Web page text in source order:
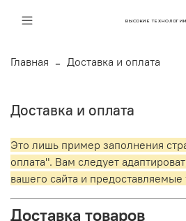
ВЫСОКИЕ ТЕХНОЛОГИИ
Главная Доставка и оплата
Доставка и оплата
Это лишь пример заполнения
оплата". Вам следует
вашего сайта и предоставляемые
Доставка товаров